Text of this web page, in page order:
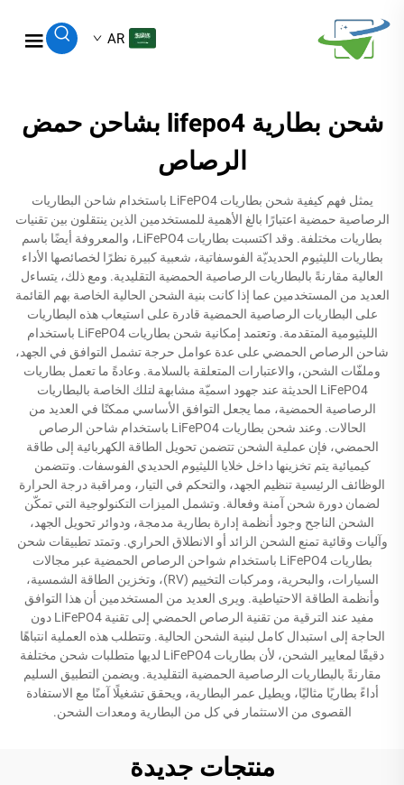
AR
شحن بطارية lifepo4 بشاحن حمض
الرصاص
يمثل فهم كيفية شحن بطاريات LiFePO4 باستخدام شاحن البطاريات
الرصاصية حمضية اعتبارًا بالغ الأهمية للمستخدمين الذين ينتقلون بين تقنيات
بطاريات مختلفة. وقد اكتسبت بطاريات LiFePO4، والمعروفة أيضًا باسم
بطاريات الليثيوم الحديديّة الفوسفاتية، شعبية كبيرة نظرًا لخصائصها الأداء
العالية مقارنةً بالبطاريات الرصاصية الحمضية التقليدية. ومع ذلك، يتساءل
العديد من المستخدمين عما إذا كانت بنية الشحن الحالية الخاصة بهم القائمة
على البطاريات الرصاصية الحمضية قادرة على استيعاب هذه البطاريات
الليثيومية المتقدمة. وتعتمد إمكانية شحن بطاريات LiFePO4 باستخدام
شاحن الرصاص الحمضي على عدة عوامل حرجة تشمل التوافق في الجهد،
وملفّات الشحن، والاعتبارات المتعلقة بالسلامة. وعادةً ما تعمل بطاريات
LiFePO4 الحديثة عند جهود اسميّة مشابهة لتلك الخاصة بالبطاريات
الرصاصية الحمضية، مما يجعل التوافق الأساسي ممكنًا في العديد من
الحالات. وعند شحن بطاريات LiFePO4 باستخدام شاحن الرصاص
الحمضي، فإن عملية الشحن تتضمن تحويل الطاقة الكهربائية إلى طاقة
كيميائية يتم تخزينها داخل خلايا الليثيوم الحديدي الفوسفات. وتتضمن
الوظائف الرئيسية تنظيم الجهد، والتحكم في التيار، ومراقبة درجة الحرارة
لضمان دورة شحن آمنة وفعالة. وتشمل الميزات التكنولوجية التي تمكّن
الشحن الناجح وجود أنظمة إدارة بطارية مدمجة، ودوائر تحويل الجهد،
وآليات وقائية تمنع الشحن الزائد أو الانطلاق الحراري. وتمتد تطبيقات شحن
بطاريات LiFePO4 باستخدام شواحن الرصاص الحمضية عبر مجالات
السيارات، والبحرية، ومركبات التخييم (RV)، وتخزين الطاقة الشمسية،
وأنظمة الطاقة الاحتياطية. ويرى العديد من المستخدمين أن هذا التوافق
مفيد عند الترقية من تقنية الرصاص الحمضي إلى تقنية LiFePO4 دون
الحاجة إلى استبدال كامل لبنية الشحن الحالية. وتتطلب هذه العملية انتباهًا
دقيقًا لمعايير الشحن، لأن بطاريات LiFePO4 لديها متطلبات شحن مختلفة
مقارنةً بالبطاريات الرصاصية الحمضية التقليدية. ويضمن التطبيق السليم
أداءً بطاريًا مثاليًا، ويطيل عمر البطارية، ويحقق تشغيلًا آمنًا مع الاستفادة
القصوى من الاستثمار في كل من البطارية ومعدات الشحن.
منتجات جديدة